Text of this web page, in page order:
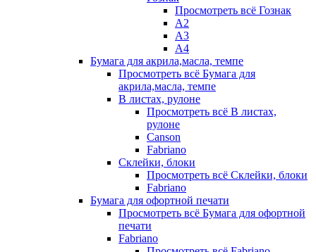
Просмотреть всё Гознак
А2
А3
А4
Бумага для акрила,масла, темпе
Просмотреть всё Бумага для
акрила,масла, темпе
В листах, рулоне
Просмотреть всё В листах,
рулоне
Canson
Fabriano
Склейки, блоки
Просмотреть всё Склейки, блоки
Fabriano
Бумага для офортной печати
Просмотреть всё Бумага для офортной
печати
Fabriano